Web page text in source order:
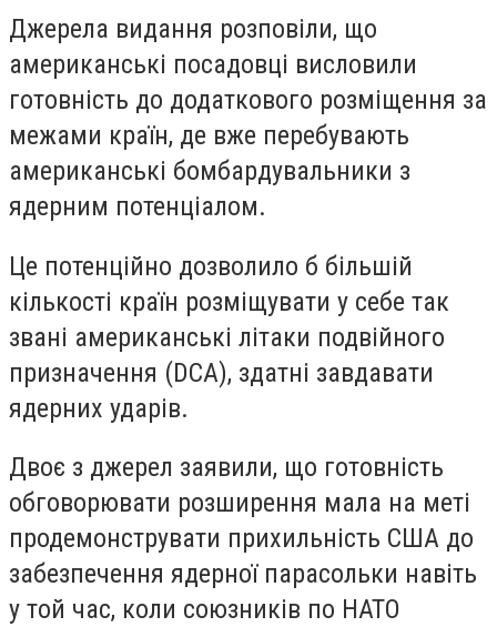
Джерела видання розповіли, що
американські посадовці висловили
готовність до додаткового розміщення за
межами країн, де вже перебувають
американські бомбардувальники з
ядерним потенціалом.
Це потенційно дозволило б більшій
кількості країн розміщувати у себе так
звані американські літаки подвійного
призначення (DCA), здатні завдавати
ядерних ударів.
Двоє з джерел заявили, що готовність
обговорювати розширення мала на меті
продемонструвати прихильність США до
забезпечення ядерної парасольки навіть
у той час, коли союзників по НАТО